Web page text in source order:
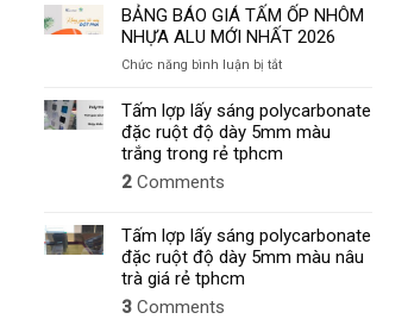
BẢNG BÁO GIÁ TẤM ỐP NHÔM
NHỰA ALU MỚI NHẤT 2026
Chức năng bình luận bị tắtở
BÁO
GIÁ
ỐP
ALU
MỚI
NHẤT
Tấm lợp lấy sáng polycarbonate
đặc ruột độ dày 5mm màu
trắng trong rẻ tphcm
2 Comments
Tấm lợp lấy sáng polycarbonate
đặc ruột độ dày 5mm màu nâu
trà giá rẻ tphcm
3 Comments